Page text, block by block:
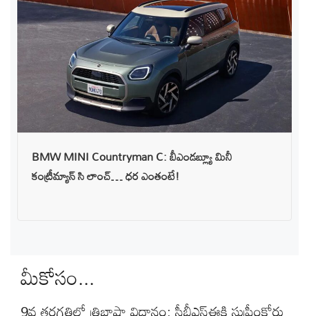
BMW MINI Countryman C: బీఎండబ్ల్యూ మినీ
కంట్రీమ్యాన్ సి లాంచ్… ధర ఎంతంటే!
మీకోసం...